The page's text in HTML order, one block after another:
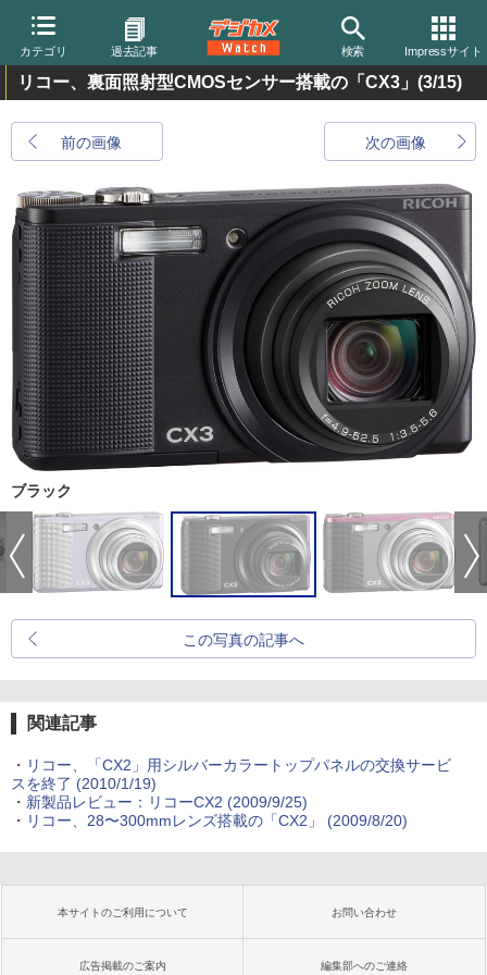
カテゴリ 過去記事 検索 Impressサイト
リコー、裏面照射型CMOSセンサー搭載の「CX3」 (3/15)
前の画像 次の画像
ブラック
この写真の記事へ
関連記事
・ リコー、「CX2」用シルバーカラートップパネルの交換サービ
スを終了 (2010/1/19)
・ 新製品レビュー：リコーCX2 (2009/9/25)
・ リコー、28〜300mmレンズ搭載の「CX2」 (2009/8/20)
本サイトのご利用について お問い合わせ
広告掲載のご案内 編集部へのご連絡